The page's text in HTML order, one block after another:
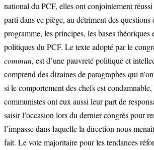
national du PCF, elles ont conjointement
parti dans ce piège, au détriment des
programme, les principes, les bases théoriques
politiques du PCF. Le texte adopté par le
commun, est d’une pauvreté politique et
comprend des dizaines de paragraphes qui
si le comportement des chefs est
communistes ont eux aussi leur part de
saisir l’occasion lors du dernier congrès pour
l’impasse dans laquelle la direction nous
fait. Le vote majoritaire pour les tendances